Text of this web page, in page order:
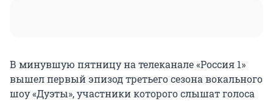
В минувшую пятницу на телеканале «Россия 1»
вышел первый эпизод третьего сезона вокального
шоу «Дуэты», участники которого слышат голоса